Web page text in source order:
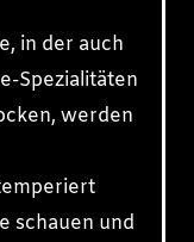
in der auch
Spezialitäten
werden
schauen und